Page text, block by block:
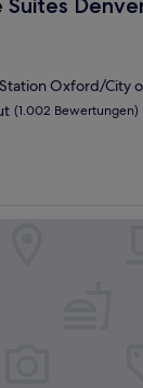
Station Oxford/City
(1.002 Bewertungen)